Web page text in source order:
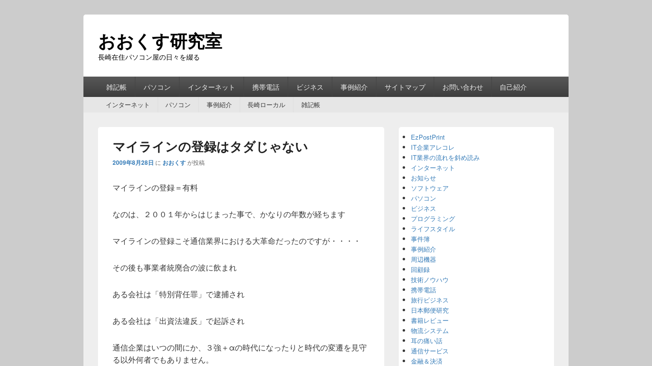
おおくす研究室
長崎在住パソコン屋の日々を綴る
雑記帳 パソコン インターネット 携帯電話 ビジネス 事例紹介 サイトマップ お問い合わせ 自己紹介
インターネット パソコン 事例紹介 長崎ローカル 雑記帳
マイラインの登録はタダじゃない
2009年8月28日 に おおくすが投稿
マイラインの登録＝有料
なのは、２００１年からはじまった事で、かなりの年数が経ちます
マイラインの登録こそ通信業界における大革命だったのですが・・・・
その後も事業者統廃合の波に飲まれ
ある会社は「特別背任罪」で逮捕され
ある会社は「出資法違反」で起訴され
通信企業はいつの間にか、３強＋αの時代になったりと時代の変遷を見守
る以外何者でもありません。
Sidebar
Widget
Area
EzPostPrint
IT企業アレコレ
IT業界の流れを斜め読み
インターネット
お知らせ
ソフトウェア
パソコン
ビジネス
プログラミング
ライフスタイル
事件簿
事例紹介
周辺機器
回顧録
技術ノウハウ
携帯電話
旅行ビジネス
日本郵便研究
書籍レビュー
物流システム
耳の痛い話
通信サービス
金融＆決済